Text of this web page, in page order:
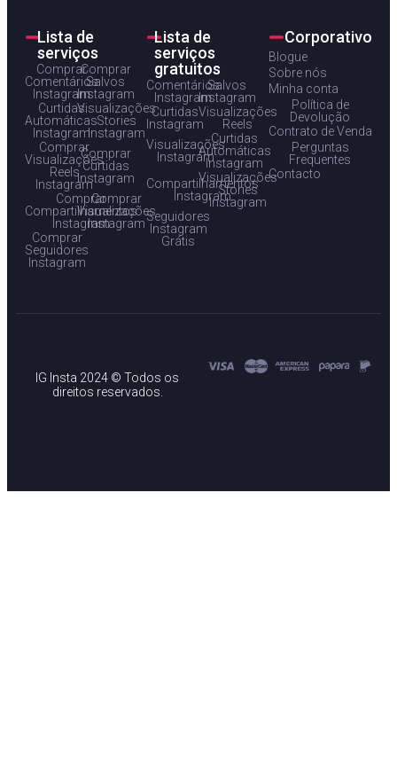
Lista de
serviços
Comprar
Comentários
Instagram
Comprar
Salvos
Instagram
Curtidas
Automáticas
Instagram
Visualizações
Stories
Instagram
Comprar
Visualizações
Reels
Instagram
Comprar
Curtidas
Instagram
Comprar
Compartilhamentos
Instagram
Comprar
Visualizações
Instagram
Comprar
Seguidores
Instagram
Lista de
serviços
gratuitos
Comentários
Instagram
Salvos
Instagram
Curtidas
Instagram
Visualizações
Reels
Visualizações
Instagram
Curtidas
Automáticas
Instagram
Compartilhamentos
Instagram
Visualizações
Stories
Instagram
Seguidores
Instagram
Grátis
Corporativo
Blogue
Sobre nós
Minha conta
Política de
Devolução
Contrato de Venda
Perguntas
Frequentes
Contacto
IG Insta 2024 © Todos os
direitos reservados.